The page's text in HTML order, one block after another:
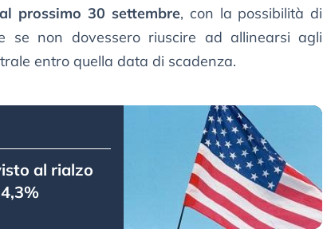
prossimo 30 settembre, con la possibilità di
se non dovessero riuscire ad allinearsi agli
entro quella data di scadenza.
al rialzo